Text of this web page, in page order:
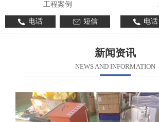
工程案例
电话 短信 电话
新闻资讯
NEWS AND INFORMATION